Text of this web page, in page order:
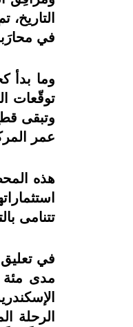
في
وما بدأ
توقّعات
وتبقى
عمر
هذه
تتنامى
في
مدى مئة
الرحلة